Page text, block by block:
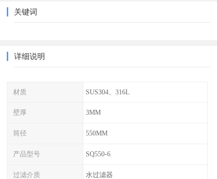
关键词
详细说明
材质 SUS304、316L
壁厚 3MM
筒径 550MM
产品型号 SQ550-6
过滤介质 水过滤器